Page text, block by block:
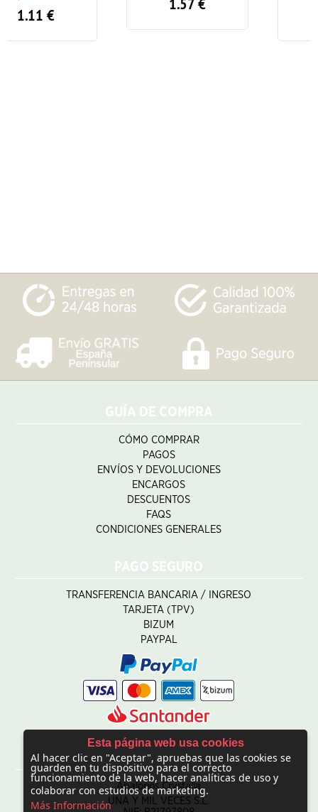
GUÍA DE COMPRA
CÓMO COMPRAR
PAGOS
ENVÍOS Y DEVOLUCIONES
ENCARGOS
DESCUENTOS
FAQS
CONDICIONES GENERALES
PAGO SEGURO
TRANSFERENCIA BANCARIA / INGRESO
TARJETA (TPV)
BIZUM
PAYPAL
CONTACTO
Abalorios Crystalia
UNA Y MIL VECES S.L.
Esta página web usa cookies
Al hacer clic en "Aceptar", apruebas que las cookies se
guarden en tu dispositivo para el correcto
funcionamiento de la web, hacer analíticas de uso y
colaborar con estudios de marketing.
Más Información